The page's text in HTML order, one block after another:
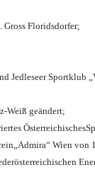
Gross Floridsdorfer;
Jedleseer Sportklub
Weiß geändert;
Wien von